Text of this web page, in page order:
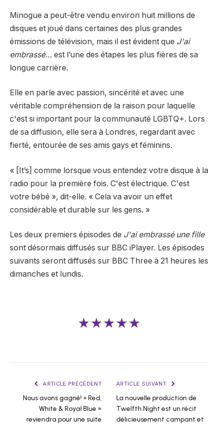
Minogue a peut-être vendu environ huit millions de
disques et joué dans certaines des plus grandes
émissions de télévision, mais il est évident que J'ai
embrassé… est l’une des étapes les plus fières de sa
longue carrière.
Elle en parle avec passion, sincérité et avec une
véritable compréhension de la raison pour laquelle
c'est si important pour la communauté LGBTQ+. Lors
de sa diffusion, elle sera à Londres, regardant avec
fierté, entourée de ses amis gays et féminins.
« [It’s] comme lorsque vous entendez votre disque à la
radio pour la première fois. C'est électrique. C'est
votre bébé », dit-elle. « Cela va avoir un effet
considérable et durable sur les gens. »
Les deux premiers épisodes de J'ai embrassé une fille
sont désormais diffusés sur BBC iPlayer. Les épisodes
suivants seront diffusés sur BBC Three à 21 heures les
dimanches et lundis.
★★★★★
ARTICLE PRÉCÉDENT
Nous avons gagné! « Red,
White & Royal Blue »
reviendra pour une suite
ARTICLE SUIVANT
La nouvelle production de
Twelfth Night est un récit
délicieusement campant et